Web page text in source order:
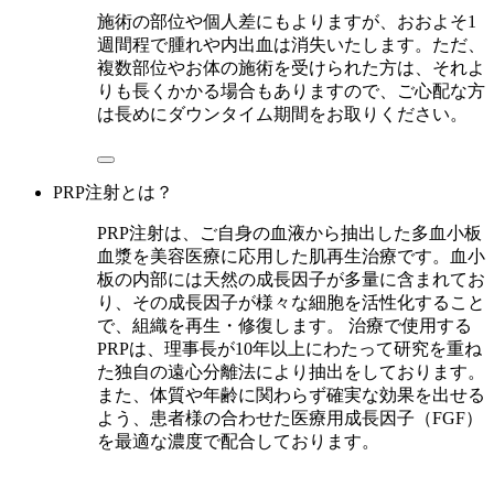
施術の部位や個人差にもよりますが、おおよそ1
週間程で腫れや内出血は消失いたします。ただ、
複数部位やお体の施術を受けられた方は、それよ
りも長くかかる場合もありますので、ご心配な方
は長めにダウンタイム期間をお取りください。
PRP注射とは？
PRP注射は、ご自身の血液から抽出した多血小板
血漿を美容医療に応用した肌再生治療です。血小
板の内部には天然の成長因子が多量に含まれてお
り、その成長因子が様々な細胞を活性化すること
で、組織を再生・修復します。 治療で使用する
PRPは、理事長が10年以上にわたって研究を重ね
た独自の遠心分離法により抽出をしております。
また、体質や年齢に関わらず確実な効果を出せる
よう、患者様の合わせた医療用成長因子（FGF）
を最適な濃度で配合しております。